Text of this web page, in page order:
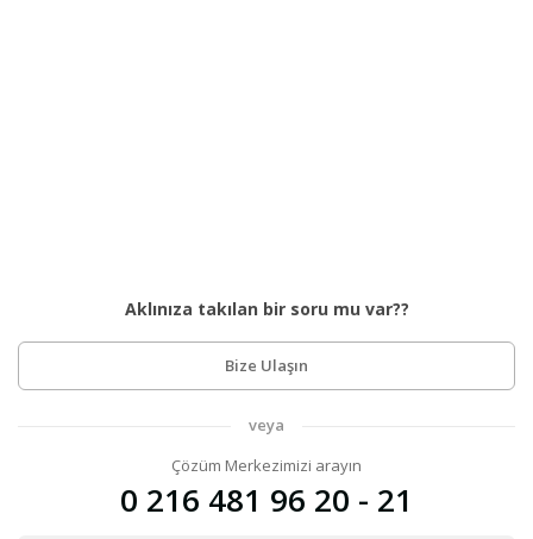
Aklınıza takılan bir soru mu var??
Bize Ulaşın
veya
Çözüm Merkezimizi arayın
0 216 481 96 20 - 21